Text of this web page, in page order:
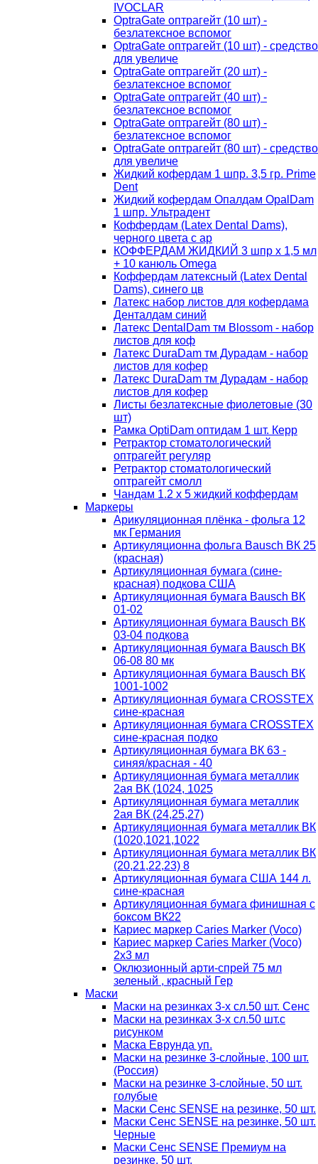
IVOCLAR
OptraGate оптрагейт (10 шт) -
безлатексное вспомог
OptraGate оптрагейт (10 шт) - средство
для увеличе
OptraGate оптрагейт (20 шт) -
безлатексное вспомог
OptraGate оптрагейт (40 шт) -
безлатексное вспомог
OptraGate оптрагейт (80 шт) -
безлатексное вспомог
OptraGate оптрагейт (80 шт) - средство
для увеличе
Жидкий кофердам 1 шпр. 3,5 гр. Prime
Dent
Жидкий кофердам Опалдам OpalDam
1 шпр. Ультрадент
Коффердам (Latex Dental Dams),
черного цвета с ар
КОФФЕРДАМ ЖИДКИЙ 3 шпр х 1,5 мл
+ 10 канюль Omega
Коффердам латексный (Latex Dental
Dams), синего цв
Латекс набор листов для кофердама
Денталдам синий
Латекс DentalDam тм Blossom - набор
листов для коф
Латекс DuraDam тм Дурадам - набор
листов для кофер
Латекс DuraDam тм Дурадам - набор
листов для кофер
Листы безлатексные фиолетовые (30
шт)
Рамка OptiDam оптидам 1 шт. Керр
Ретрактор стоматологический
оптрагейт регуляр
Ретрактор стоматологический
оптрагейт смолл
Чандам 1.2 х 5 жидкий коффердам
Маркеры
Арикуляционная плёнка - фольга 12
мк Германия
Артикуляционна фольга Bausch ВК 25
(красная)
Артикуляционная бумага (сине-
красная) подкова США
Артикуляционная бумага Bausch ВК
01-02
Артикуляционная бумага Bausch ВК
03-04 подкова
Артикуляционная бумага Bausch ВК
06-08 80 мк
Артикуляционная бумага Bausch ВК
1001-1002
Артикуляционная бумага CROSSTEX
сине-красная
Артикуляционная бумага CROSSTEX
сине-красная подко
Артикуляционная бумага ВК 63 -
синяя/красная - 40
Артикуляционная бумага металлик
2ая ВК (1024, 1025
Артикуляционная бумага металлик
2ая ВК (24,25,27)
Артикуляционная бумага металлик ВК
(1020,1021,1022
Артикуляционная бумага металлик ВК
(20,21,22,23) 8
Артикуляционная бумага США 144 л.
сине-красная
Артикуляционная бумага финишная с
боксом ВК22
Кариес маркер Caries Marker (Voco)
Кариес маркер Caries Marker (Voco)
2х3 мл
Оклюзионный арти-спрей 75 мл
зеленый , красный Гер
Маски
Маски на резинках 3-х сл.50 шт. Сенс
Маски на резинках 3-х сл.50 шт.с
рисунком
Маска Еврунда уп.
Маски на резинке 3-слойные, 100 шт.
(Россия)
Маски на резинке 3-слойные, 50 шт.
голубые
Маски Сенс SENSE на резинке, 50 шт.
Маски Сенс SENSE на резинке, 50 шт.
Черные
Маски Сенс SENSE Премиум на
резинке, 50 шт.